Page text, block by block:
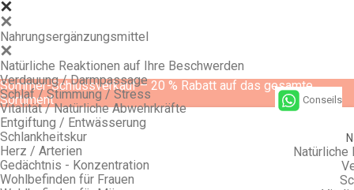
Sommer-Schlussverkauf – 20 % Rabatt auf das gesamte
Sortiment
Nahrungsergänzungsmittel
Natürliche Reaktionen auf Ihre Beschwerden
Verdauung / Darmpassage
Schlaf / Stimmung / Stress
Vitalität / Natürliche Abwehrkräfte
Entgiftung / Entwässerung
Schlankheitskur
Herz / Arterien
Gedächtnis - Konzentration
Wohlbefinden für Frauen
Natürliche
Conseils